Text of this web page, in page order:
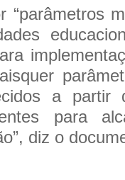
“parâmetros
a
para
diz o